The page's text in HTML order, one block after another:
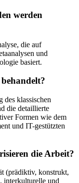
werden
die auf
und
basiert.
klassischen
die detaillierte
Formen wie dem
und IT-gestützten
die Arbeit?
(prädiktiv, konstrukt,
interkulturelle und